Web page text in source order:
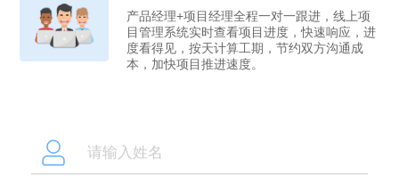
产品经理+项目经理全程一对一跟进，线上项
目管理系统实时查看项目进度，快速响应，进
度看得见，按天计算工期，节约双方沟通成
本，加快项目推进速度。